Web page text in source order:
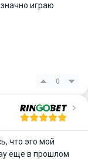
играю
0
что это мой
еще в прошлом